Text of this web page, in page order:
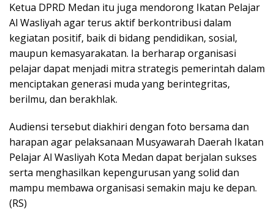
Ketua DPRD Medan itu juga mendorong Ikatan Pelajar
Al Wasliyah agar terus aktif berkontribusi dalam
kegiatan positif, baik di bidang pendidikan, sosial,
maupun kemasyarakatan. Ia berharap organisasi
pelajar dapat menjadi mitra strategis pemerintah dalam
menciptakan generasi muda yang berintegritas,
berilmu, dan berakhlak.
Audiensi tersebut diakhiri dengan foto bersama dan
harapan agar pelaksanaan Musyawarah Daerah Ikatan
Pelajar Al Wasliyah Kota Medan dapat berjalan sukses
serta menghasilkan kepengurusan yang solid dan
mampu membawa organisasi semakin maju ke depan.
(RS)